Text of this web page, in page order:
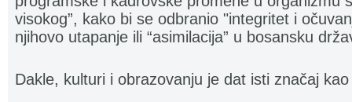
visokog”, kako bi se odbranio "integritet i
njihovo utapanje ili “asimilacija” u bosansku
Dakle, kulturi i obrazovanju je dat isti značaj